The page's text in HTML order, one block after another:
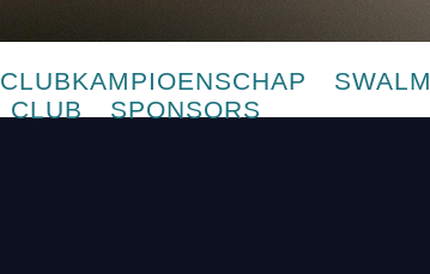
CLUBKAMPIOENSCHAP
CLUB SPONSORS